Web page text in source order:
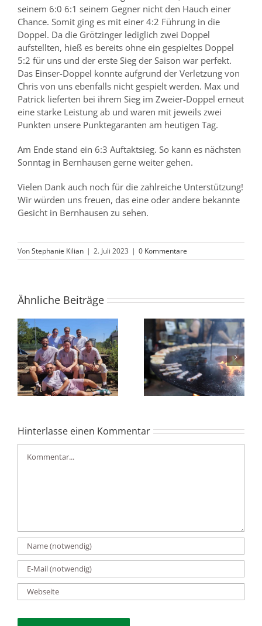
seinem 6:0 6:1 seinem Gegner nicht den Hauch einer
Chance. Somit ging es mit einer 4:2 Führung in die
Doppel. Da die Grötzinger lediglich zwei Doppel
aufstellten, hieß es bereits ohne ein gespieltes Doppel
5:2 für uns und der erste Sieg der Saison war perfekt.
Das Einser-Doppel konnteaufgrund der Verletzung von
Chris von uns ebenfalls nicht gespieltwerden. Max und
Patrick lieferten bei ihrem Sieg im Zweier-Doppel erneut
eine starke Leistung ab und waren mit jeweils zwei
Punkten unsere Punktegaranten am heutigen Tag.
Am Ende stand ein 6:3 Auftaktsieg. So kann es nächsten
Sonntagin Bernhausen gerne weiter gehen.
Vielen Dank auch noch für die zahlreiche Unterstützung!
Wir würden uns freuen, das eineoder andere bekannte
Gesicht in Bernhausen zu sehen.
VonStephanie Kilian | 2. Juli 2023 | 0 Kommentare
Ähnliche Beiträge
Burger-Abend
begeistert Gäste im
Tennisclub
Albershausen
U12 // starke Leistung
und verdienter Sieg
Hinterlasse einen Kommentar